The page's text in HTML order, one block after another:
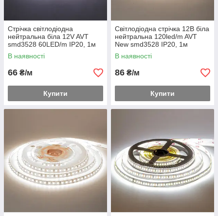
Стрічка світлодіодна
нейтральна біла 12V AVT
smd3528 60LED/m IP20, 1м
В наявності
66 ₴/м
Купити
Світлодіодна стрічка 12В біла
нейтральна 120led/m AVT
New smd3528 IP20, 1м
В наявності
86 ₴/м
Купити